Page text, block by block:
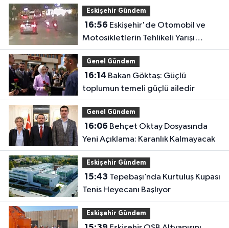
Eskişehir Gündem
16:56
Motosikletlerin Tehlikeli Yarışı
Kamerada
Genel Gündem
16:14
toplumun temeli güçlü ailedir
Genel Gündem
16:06
Yeni Açıklama: Karanlık Kalmayacak
Eskişehir Gündem
15:43
Tenis Heyecanı Başlıyor
Eskişehir Gündem